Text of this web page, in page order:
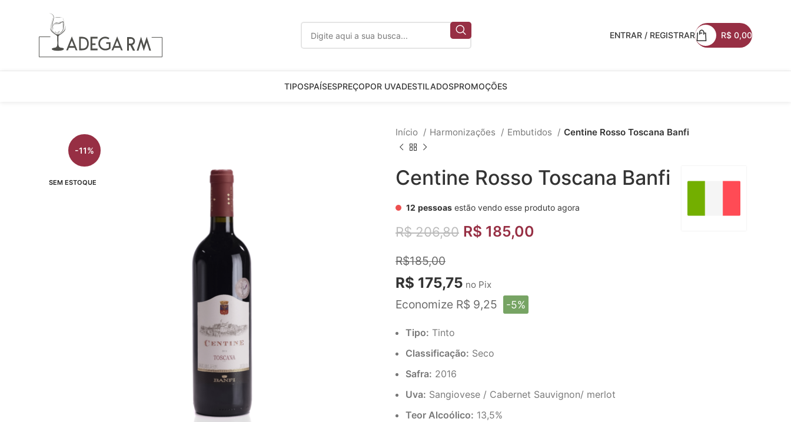
ENTRAR / REGISTRAR R$ 0,00
TIPOSPAÍSESPREÇOPOR UVADESTILADOSPROMOÇÕES
-11%
SEM ESTOQUE
Início Harmonizações Embutidos Centine Rosso Toscana Banfi
Centine Rosso Toscana Banfi
12 pessoas estão vendo esse produto agora
R$206,80 R$ 185,00
R$185,00
R$ 175,75 no Pix
Economize R$ 9,25 -5%
Tipo: Tinto
Classificação: Seco
Safra: 2016
Uva: Sangiovese / Cabernet Sauvignon/ merlot
Teor Alcoólico: 13,5%